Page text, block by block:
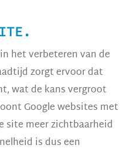
het verbeteren van de
zorgt ervoor dat
wat de kans vergroot
Google websites met
site meer zichtbaarheid
is dus een